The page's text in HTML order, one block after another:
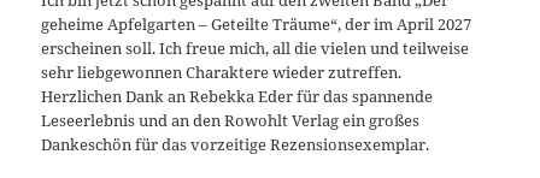
geheime Apfelgarten – Geteilte Träume“, der im April 2027
erscheinen soll. Ich freue mich, all die vielen und teilweise
sehr liebgewonnen Charaktere wieder zutreffen.
Herzlichen Dank an Rebekka Eder für das spannende
Leseerlebnis und an den Rowohlt Verlag ein großes
Dankeschön für das vorzeitige Rezensionsexemplar.